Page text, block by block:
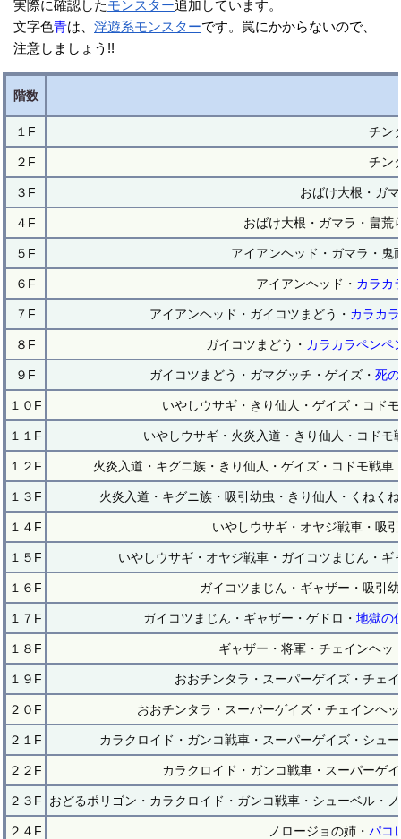
実際に確認したモンスター追加しています。
文字色青は、浮遊系モンスターです。罠にかからないので、
注意しましょう!!
階数
１F チン
２F チン
３F おばけ大根・ガ
４F おばけ大根・ガマラ・畠荒
５F アイアンヘッド・ガマラ・鬼
６F アイアンヘッド・ カラカ
７F アイアンヘッド・ガイコツまどう・ カラカ
８F ガイコツまどう・ カラカラペンペ
９F ガイコツまどう・ガマグッチ・ゲイズ・ 死
１０F いやしウサギ・きり仙人・ゲイズ・コド
１１F いやしウサギ・火炎入道・きり仙人・コドモ
１２F 火炎入道・キグニ族・きり仙人・ゲイズ・コドモ戦車
１３F 火炎入道・キグニ族・吸引幼虫・きり仙人・くねく
１４F いやしウサギ・オヤジ戦車・吸
１５F いやしウサギ・オヤジ戦車・ガイコツまじん・
１６F ガイコツまじん・ギャザー・吸引
１７F ガイコツまじん・ギャザー・ゲドロ・ 地獄の
１８F ギャザー・将軍・チェインヘッ
１９F おおチンタラ・スーパーゲイズ・チェ
２０F おおチンタラ・スーパーゲイズ・チェインヘ
２１F カラクロイド・ガンコ戦車・スーパーゲイズ・シュ
２２F カラクロイド・ガンコ戦車・スーパーゲ
２３F おどるポリゴン・カラクロイド・ガンコ戦車・シューベル・
２４F ノロージョの姉・ パコ